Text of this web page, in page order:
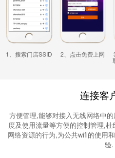
1、搜索门店SSID 2、点击免费上网
连接客
方便管理,能够对接入无线网络中
度及使用流量等方便的控制管理,
网络资源的行为,为公共wifi的使用
验.